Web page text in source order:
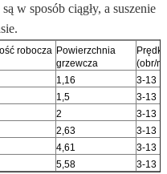
w sposób ciągły, a suszenie
robocza Powierzchnia
grzewcza
(obr/
1,16
3-13
1,5
3-13
2
3-13
2,63
3-13
4,61
3-13
5,58 3-13